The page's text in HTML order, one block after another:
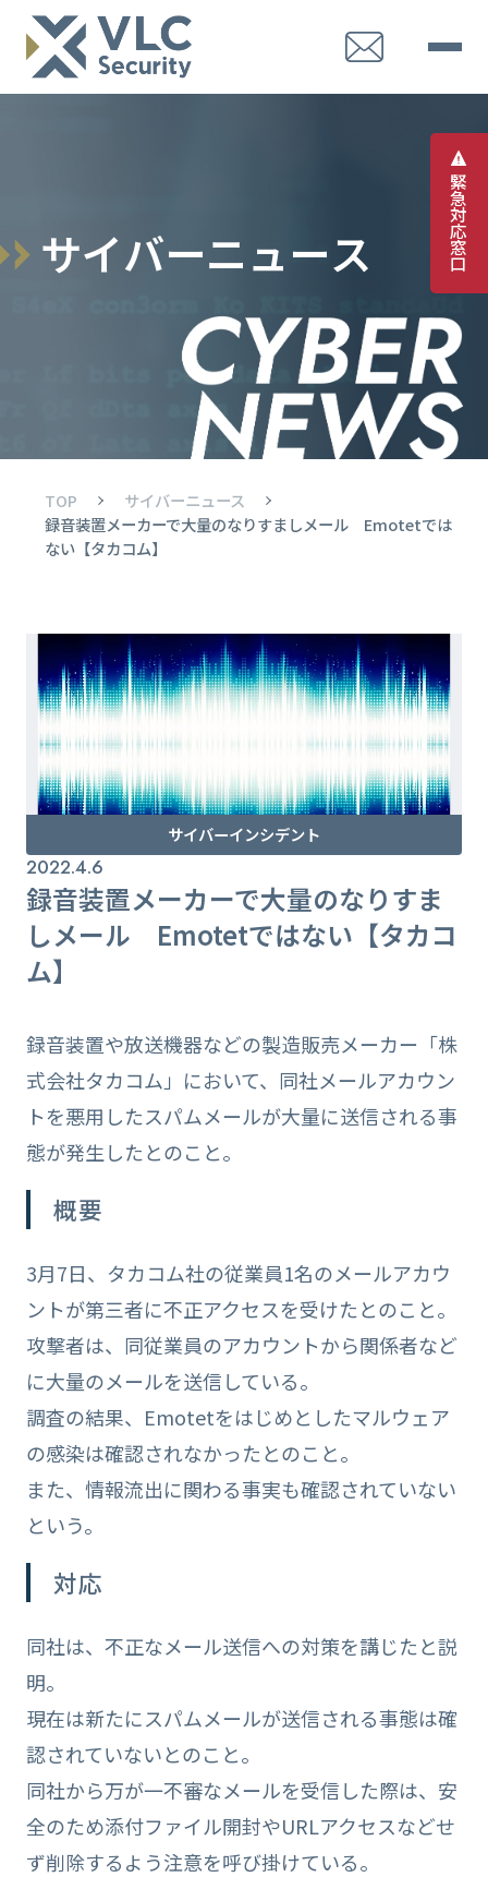
緊
急
対
応
窓
口
サイバーニュース
TOP
サイバーニュース
録音装置メーカーで大量のなりすましメール Emotetでは
ない【タカコム】
サイバーインシデント
2022.4.6
録音装置メーカーで大量のなりすま
しメール Emotetではない【タカコ
ム】
録音装置や放送機器などの製造販売メーカー「株
式会社タカコム」において、同社メールアカウン
トを悪用したスパムメールが大量に送信される事
態が発生したとのこと。
概要
3月7日、タカコム社の従業員1名のメールアカウ
ントが第三者に不正アクセスを受けたとのこと。
攻撃者は、同従業員のアカウントから関係者など
に大量のメールを送信している。
調査の結果、Emotetをはじめとしたマルウェア
の感染は確認されなかったとのこと。
また、情報流出に関わる事実も確認されていない
という。
対応
同社は、不正なメール送信への対策を講じたと説
明。
現在は新たにスパムメールが送信される事態は確
認されていないとのこと。
同社から万が一不審なメールを受信した際は、安
全のため添付ファイル開封やURLアクセスなどせ
ず削除するよう注意を呼び掛けている。